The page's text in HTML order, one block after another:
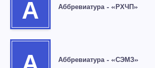
А Аббревиатура – «РХЧП»
Аббревиатура – «СЭМЗ»